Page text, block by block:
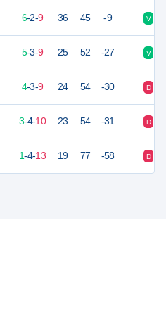
6-2-9 36 45 -9 V
5-3-9 25 52 -27 V
4-3-9 24 54 -30 D
3-4-10 23 54 -31 D
1-4-13 19 77 -58 D